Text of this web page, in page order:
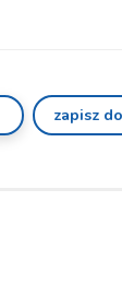
zapisz